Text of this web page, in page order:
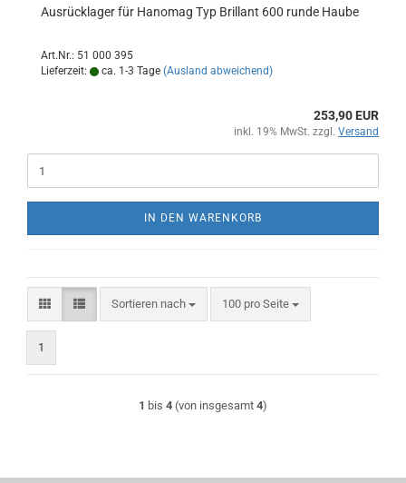
Ausrücklager für Hanomag Typ Brillant 600 runde Haube
Art.Nr.: 51 000 395
Lieferzeit:
ca. 1-3 Tage (Ausland abweichend)
253,90 EUR
inkl. 19% MwSt. zzgl. Versand
IN DEN WARENKORB
Sortieren nach
Sortieren nach 100 pro Seite
pro Seite
1
1 bis 4 (von insgesamt 4)